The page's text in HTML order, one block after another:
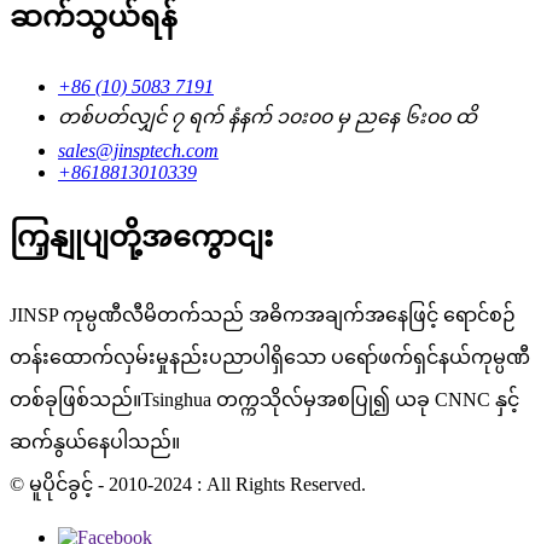
ဆက်သွယ်ရန်
+86 (10) 5083 7191
တစ်ပတ်လျှင် ၇ ရက် နံနက် ၁၀း၀၀ မှ ညနေ ၆း၀၀ ထိ
sales@jinsptech.com
+8618813010339
ကြှနျုပျတို့အကွောငျး
JINSP ကုမ္ပဏီလီမိတက်သည် အဓိကအချက်အနေဖြင့် ရောင်စဉ်
တန်းထောက်လှမ်းမှုနည်းပညာပါရှိသော ပရော်ဖက်ရှင်နယ်ကုမ္ပဏီ
တစ်ခုဖြစ်သည်။Tsinghua တက္ကသိုလ်မှအစပြု၍ ယခု CNNC နှင့်
ဆက်နွယ်နေပါသည်။
© မူပိုင်ခွင့် - 2010-2024 : All Rights Reserved.